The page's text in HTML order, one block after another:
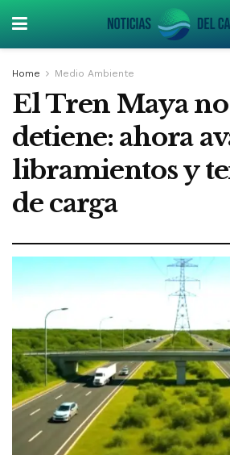
Home Medio Ambiente
El Tren Maya no
detiene: ahora
libramientos y
de carga